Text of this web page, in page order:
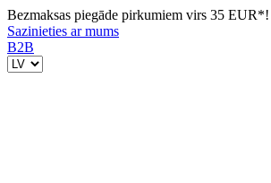
Bezmaksas piegāde pirkumiem virs 35 EUR*!
Sazinieties ar mums
B2B